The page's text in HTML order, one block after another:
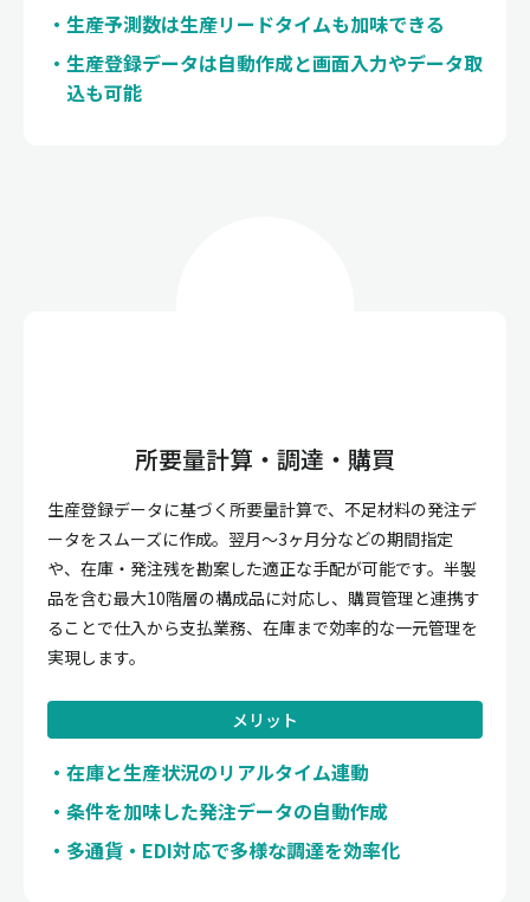
生産予測数は生産リードタイムも加味できる
生産登録データは自動作成と画面入力やデータ取
込も可能
所要量計算・調達・購買
生産登録データに基づく所要量計算で、不足材料の発注デ
ータをスムーズに作成。翌月〜3ヶ月分などの期間指定
や、在庫・発注残を勘案した適正な手配が可能です。半製
品を含む最大10階層の構成品に対応し、購買管理と連携す
ることで仕入から支払業務、在庫まで効率的な一元管理を
実現します。
メリット
在庫と生産状況のリアルタイム連動
条件を加味した発注データの自動作成
多通貨・EDI対応で多様な調達を効率化